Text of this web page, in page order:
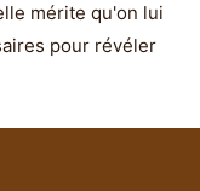
mérite qu'on lui
pour révéler